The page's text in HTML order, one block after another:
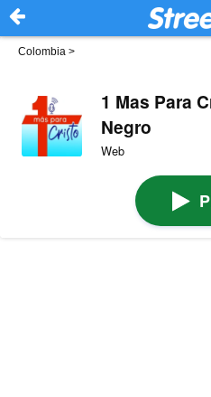
Colombia >
1 Mas Para
Negro
Web